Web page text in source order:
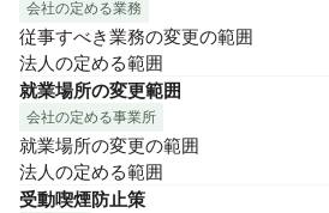
会社の定める業務
従事すべき業務の変更の範囲
法人の定める範囲
就業場所の変更範囲
会社の定める事業所
就業場所の変更の範囲
法人の定める範囲
受動喫煙防止策